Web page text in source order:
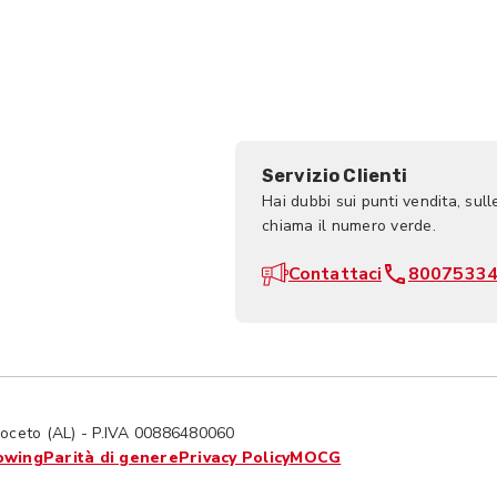
Servizio Clienti
Hai dubbi sui punti vendita,
chiama il numero verde.
Contattaci
(AL) - P.IVA 00886480060
Parità di generePrivacy PolicyMOCG